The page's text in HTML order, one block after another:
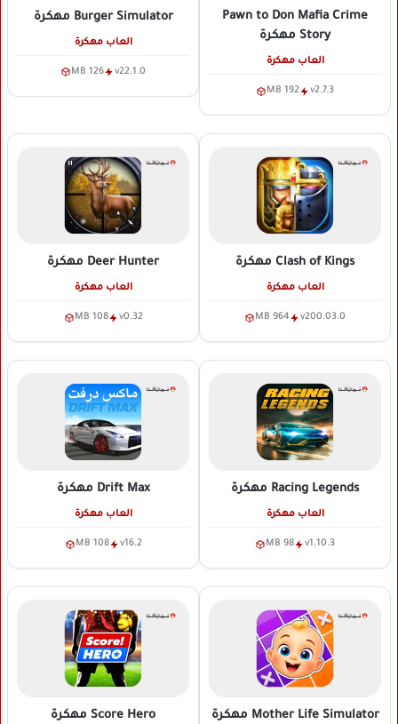
Pawn to Don Mafia Crime
Story مهكرة
العاب مهكرة
v2.7.3
192 MB
Burger Simulator مهكرة
العاب مهكرة
v22.1.0
126 MB
Clash of Kings مهكرة
العاب مهكرة
v200.03.0
964 MB
Deer Hunter مهكرة
العاب مهكرة
v0.32
108 MB
Racing Legends مهكرة
العاب مهكرة
v1.10.3
98 MB
Drift Max مهكرة
العاب مهكرة
v16.2
108 MB
Mother Life Simulator مهكرة Score Hero مهكرة